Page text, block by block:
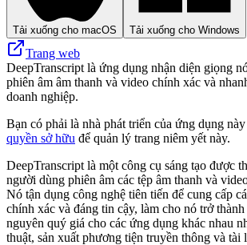
Tải xuống cho macOS Tải xuống cho Windows
Trang web
DeepTranscript là ứng dụng nhận diện giọng
phiên âm âm thanh và video chính xác và
doanh nghiệp.
Bạn có phải là nhà phát triển của ứng dụng
quyền sở hữu để quản lý trang niêm yết này.
DeepTranscript là một công cụ sáng tạo được
người dùng phiên âm các tệp âm thanh và
Nó tận dụng công nghệ tiên tiến để cung cấp
chính xác và đáng tin cậy, làm cho nó trở
nguyên quý giá cho các ứng dụng khác nhau
thuật, sản xuất phương tiện truyền thông và tài